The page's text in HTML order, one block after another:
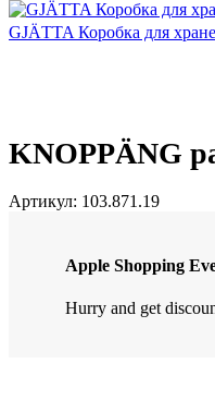
GJÄTTA Коробка для
KNOPPÄNG
Артикул: 103.871.19
Apple Shopping
Hurry and get